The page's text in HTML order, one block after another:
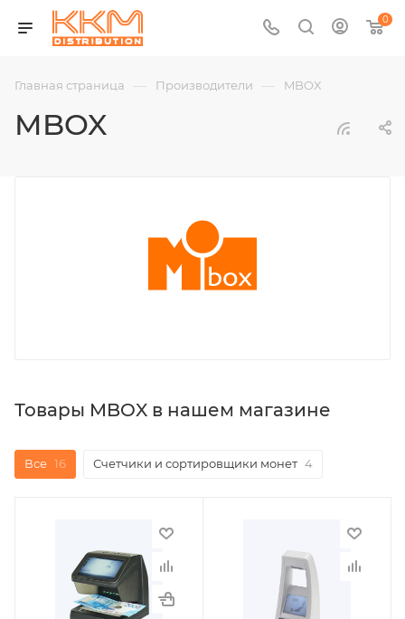
0
Главная страница — Производители — MBOX
MBOX
Товары MBOX в нашем магазине
Все 16 Счетчики и сортировщики монет 4